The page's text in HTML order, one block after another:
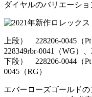
ダイヤルのバリエーショ
上段） 228206-0045（
228349rbr-0041（WG）、
下段） 228206-0044（Pt
0045（RG）
エバーローズゴールド